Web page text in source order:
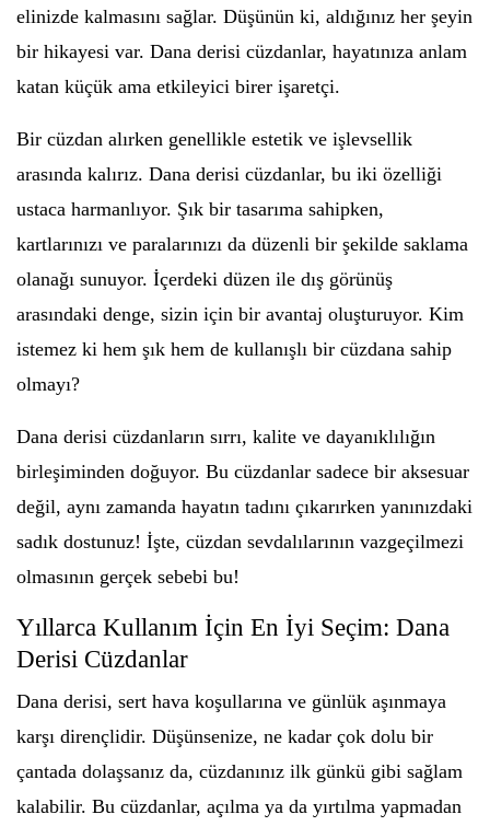
elinizde kalmasını sağlar. Düşünün ki, aldığınız her şeyin
bir hikayesi var. Dana derisi cüzdanlar, hayatınıza anlam
katan küçük ama etkileyici birer işaretçi.
Bir cüzdan alırken genellikle estetik ve işlevsellik
arasında kalırız. Dana derisi cüzdanlar, bu iki özelliği
ustaca harmanlıyor. Şık bir tasarıma sahipken,
kartlarınızı ve paralarınızı da düzenli bir şekilde saklama
olanağı sunuyor. İçerdeki düzen ile dış görünüş
arasındaki denge, sizin için bir avantaj oluşturuyor. Kim
istemez ki hem şık hem de kullanışlı bir cüzdana sahip
olmayı?
Dana derisi cüzdanların sırrı, kalite ve dayanıklılığın
birleşiminden doğuyor. Bu cüzdanlar sadece bir aksesuar
değil, aynı zamanda hayatın tadını çıkarırken yanınızdaki
sadık dostunuz! İşte, cüzdan sevdalılarının vazgeçilmezi
olmasının gerçek sebebi bu!
Yıllarca Kullanım İçin En İyi Seçim: Dana
Derisi Cüzdanlar
Dana derisi, sert hava koşullarına ve günlük aşınmaya
karşı dirençlidir. Düşünsenize, ne kadar çok dolu bir
çantada dolaşsanız da, cüzdanınız ilk günkü gibi sağlam
kalabilir. Bu cüzdanlar, açılma ya da yırtılma yapmadan